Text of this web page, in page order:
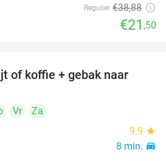
Regulier €38,88
€21 ,50
of koffie + gebak naar
Vr
Za
9.9 star
8 min. directions_car